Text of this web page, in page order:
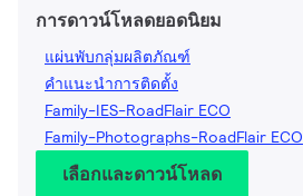
การดาวน์โหลดยอดนิยม
แผ่นพับกลุ่มผลิตภัณฑ์
คำแนะนำการติดตั้ง
Family-IES-RoadFlair ECO
Family-Photographs-RoadFlair ECO
เลือกและดาวน์โหลด